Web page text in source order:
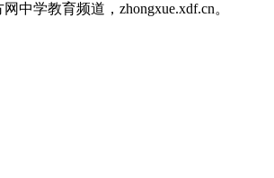
网中学教育频道，zhongxue.xdf.cn。